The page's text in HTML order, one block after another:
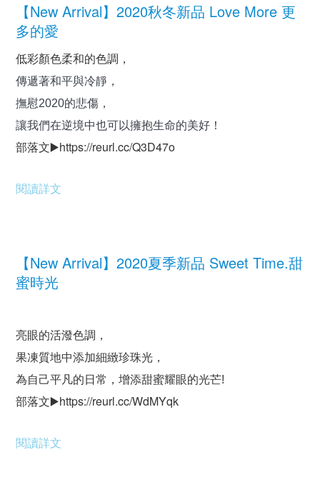
【New Arrival】2020秋冬新品 Love More 更
多的愛
低彩顏色柔和的色調，
傳遞著和平與冷靜，
撫慰2020的悲傷，
讓我們在逆境中也可以擁抱生命的美好！
部落文▶️https://reurl.cc/Q3D47o
閱讀詳文
【New Arrival】2020夏季新品 Sweet Time.甜
蜜時光
亮眼的活潑色調，
果凍質地中添加細緻珍珠光，
為自己平凡的日常，增添甜蜜耀眼的光芒!
部落文▶️https://reurl.cc/WdMYqk
閱讀詳文